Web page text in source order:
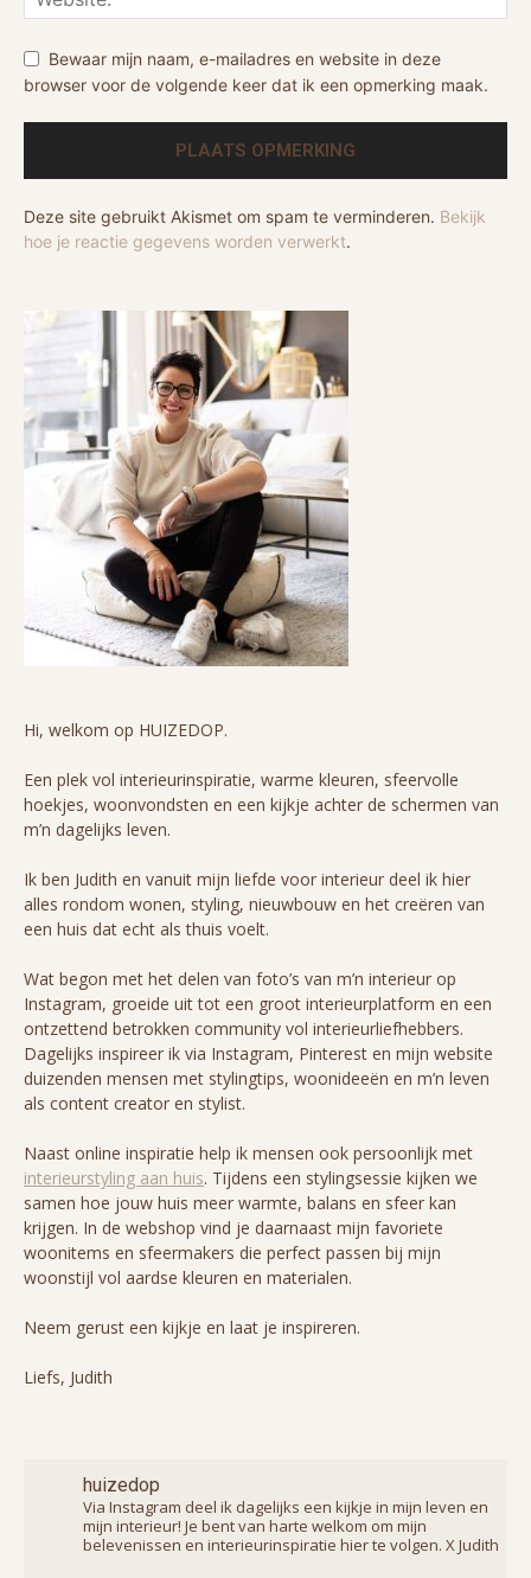
Bewaar mijn naam, e-mailadres en website in deze
browser voor de volgende keer dat ik een opmerking maak.
Deze site gebruikt Akismet om spam te verminderen. Bekijk
hoe je reactie gegevens worden verwerkt.
Hi, welkom op HUIZEDOP.
Een plek vol interieurinspiratie, warme kleuren, sfeervolle
hoekjes, woonvondsten en een kijkje achter de schermen van
m’n dagelijks leven.
Ik ben Judith en vanuit mijn liefde voor interieur deel ik hier
alles rondom wonen, styling, nieuwbouw en het creëren van
een huis dat echt als thuis voelt.
Wat begon met het delen van foto’s van m’n interieur op
Instagram, groeide uit tot een groot interieurplatform en een
ontzettend betrokken community vol interieurliefhebbers.
Dagelijks inspireer ik via Instagram, Pinterest en mijn website
duizenden mensen met stylingtips, woonideeën en m’n leven
als content creator en stylist.
Naast online inspiratie help ik mensen ook persoonlijk met
interieurstyling aan huis. Tijdens een stylingsessie kijken we
samen hoe jouw huis meer warmte, balans en sfeer kan
krijgen. In de webshop vind je daarnaast mijn favoriete
woonitems en sfeermakers die perfect passen bij mijn
woonstijl vol aardse kleuren en materialen.
Neem gerust een kijkje en laat je inspireren.
Liefs, Judith
huizedop
Via Instagram deel ik dagelijks een kijkje in mijn leven en
mijn interieur! Je bent van harte welkom om mijn
belevenissen en interieurinspiratie hier te volgen. X Judith